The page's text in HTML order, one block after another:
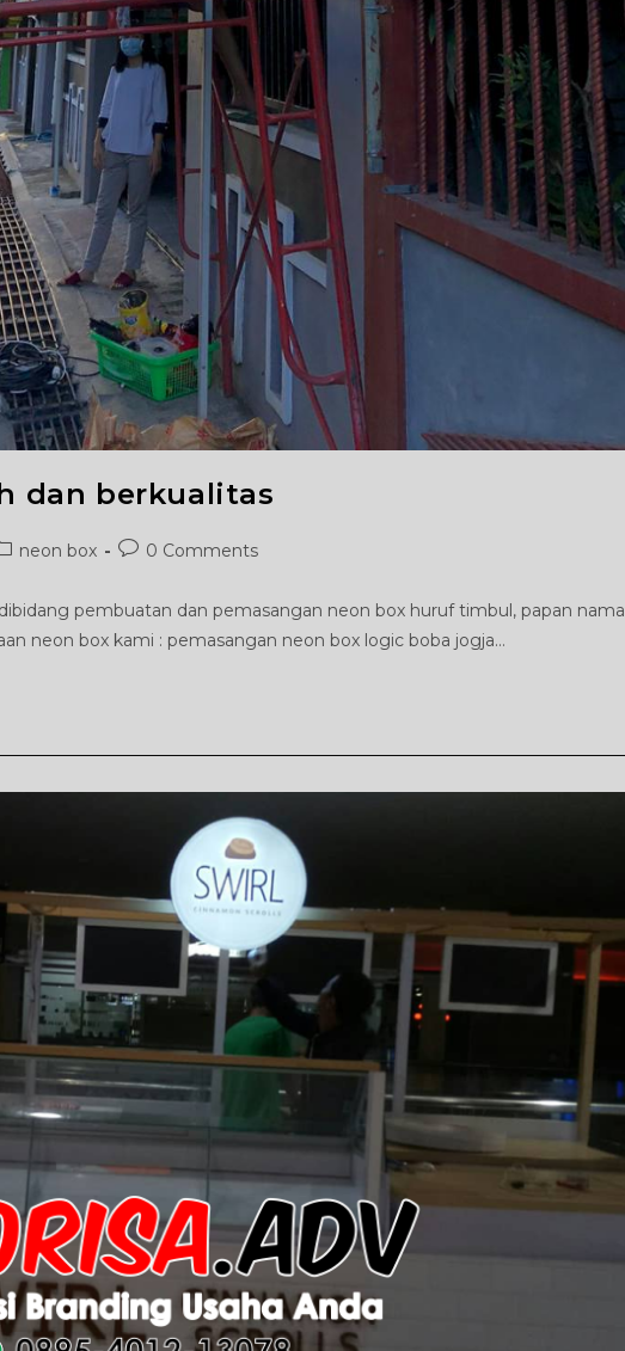
dan berkualitas
neon box
Post0 Comments
pembuatan dan pemasangan neon box huruf timbul, papan nama
neon box kami : pemasangan neon box logic boba jogja…